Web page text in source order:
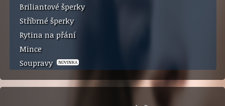
Briliantové šperky
Stříbrné šperky
Rytina na přání
Mince
Soupravy
NOVINKA